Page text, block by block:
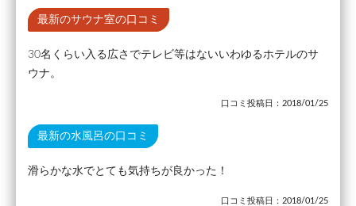
最新のサウナ室の口コミ
30名くらい入る広さでテレビ等はないいわゆるホテルのサ
ウナ。
口コミ投稿日：2018/01/25
最新の水風呂の口コミ
滑らかな水でとても気持ちが良かった！
口コミ投稿日：2018/01/25